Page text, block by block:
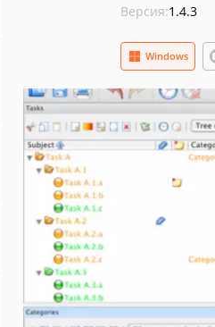
Версия:1.4.3
Windows